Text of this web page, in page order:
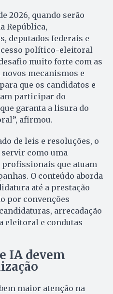
2026, quando serão
República,
deputados federais e
político-eleitoral
muito forte com as
mecanismos e
que os candidatos e
participar do
garanta a lisura do
afirmou.
de leis e resoluções, o
como uma
que atuam
O conteúdo aborda
até a prestação
por convenções
arrecadação
eleitoral e condutas
IA devem
maior atenção na